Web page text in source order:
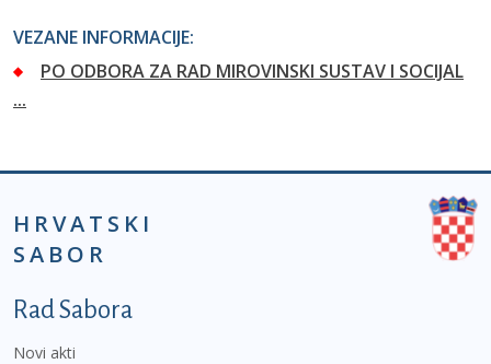
VEZANE INFORMACIJE:
PO ODBORA ZA RAD MIROVINSKI SUSTAV I SOCIJAL
...
HRVATSKI
SABOR
Podnožje prvi izbornik
Rad Sabora
Novi akti